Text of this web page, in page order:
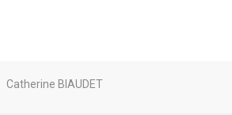
Catherine BIAUDET